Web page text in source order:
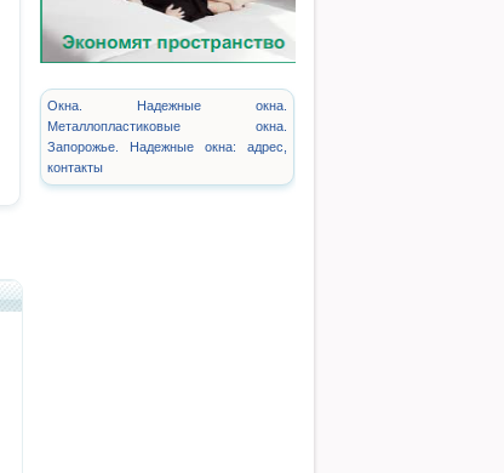
Окна. Надежные окна.
Металлопластиковые окна.
Запорожье. Надежные окна: адрес,
контакты